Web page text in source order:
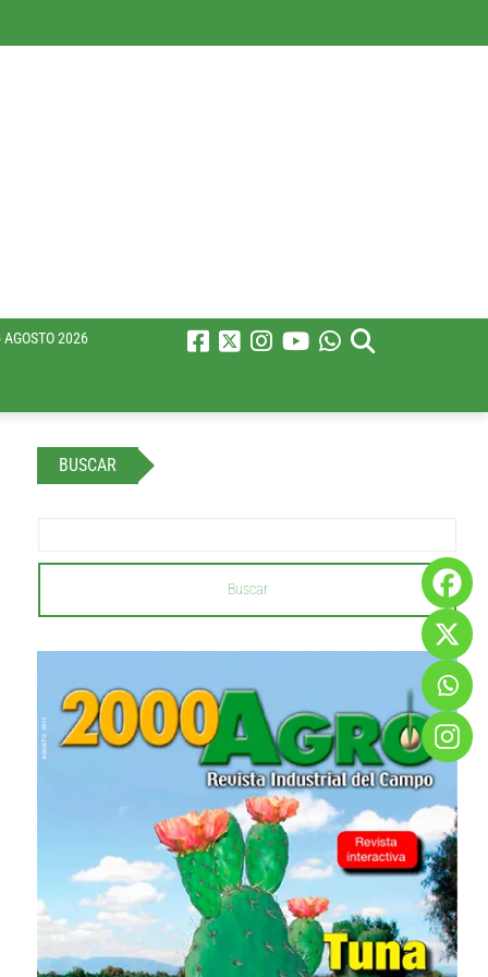
2026
BUSCAR
Buscar